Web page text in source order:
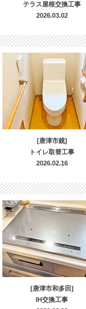
テラス屋根交換工事
2026.03.02
[唐津市鏡]
トイレ取替工事
2026.02.16
[唐津市和多田]
IH交換工事